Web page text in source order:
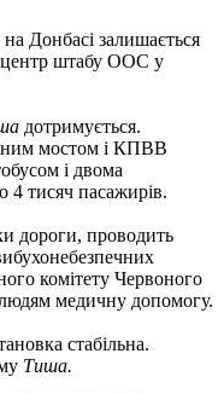
Донбасі залишається
штабу ООС у
дотримується.
мостом і КПВВ
і двома
4 тисяч пасажирів.
дороги, проводить
комітету Червоного
людям медичну допомогу.
стабільна.
Тиша.